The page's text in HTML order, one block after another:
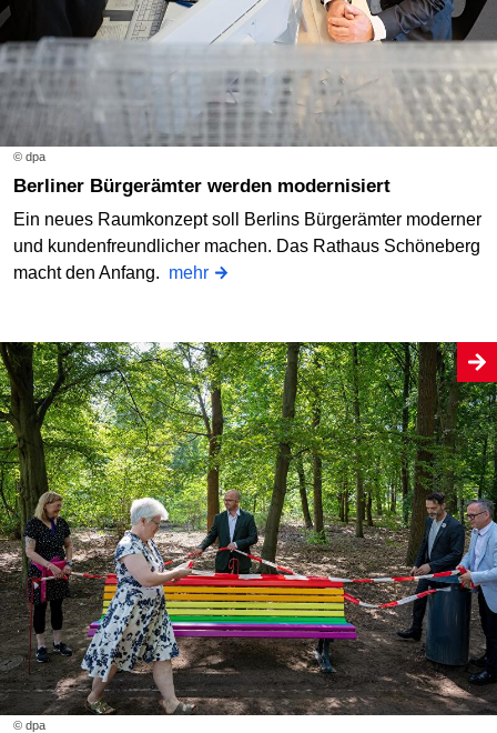
© dpa
Berliner Bürgerämter werden modernisiert
Ein neues Raumkonzept soll Berlins Bürgerämter moderner
und kundenfreundlicher machen. Das Rathaus Schöneberg
macht den Anfang. mehr
© dpa